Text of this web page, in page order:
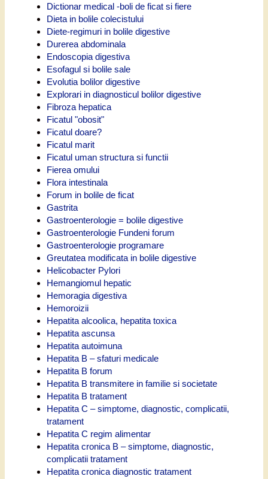
Dictionar medical -boli de ficat si fiere
Dieta in bolile colecistului
Diete-regimuri in bolile digestive
Durerea abdominala
Endoscopia digestiva
Esofagul si bolile sale
Evolutia bolilor digestive
Explorari in diagnosticul bolilor digestive
Fibroza hepatica
Ficatul "obosit"
Ficatul doare?
Ficatul marit
Ficatul uman structura si functii
Fierea omului
Flora intestinala
Forum in bolile de ficat
Gastrita
Gastroenterologie = bolile digestive
Gastroenterologie Fundeni forum
Gastroenterologie programare
Greutatea modificata in bolile digestive
Helicobacter Pylori
Hemangiomul hepatic
Hemoragia digestiva
Hemoroizii
Hepatita alcoolica, hepatita toxica
Hepatita ascunsa
Hepatita autoimuna
Hepatita B – sfaturi medicale
Hepatita B forum
Hepatita B transmitere in familie si societate
Hepatita B tratament
Hepatita C – simptome, diagnostic, complicatii,
tratament
Hepatita C regim alimentar
Hepatita cronica B – simptome, diagnostic,
complicatii tratament
Hepatita cronica diagnostic tratament